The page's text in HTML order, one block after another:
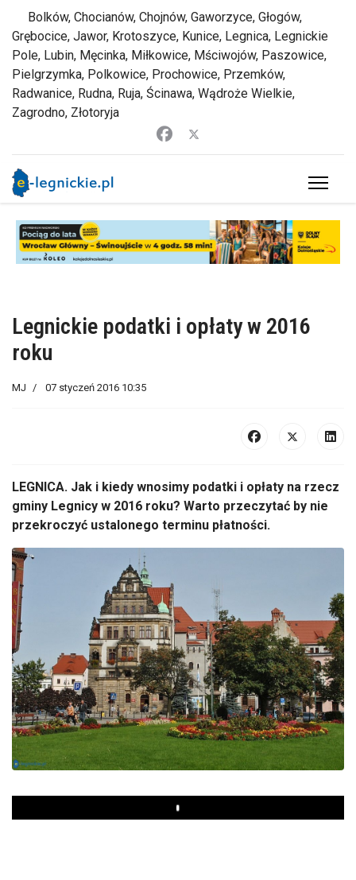
Bolków, Chocianów, Chojnów, Gaworzyce, Głogów,
Grębocice, Jawor, Krotoszyce, Kunice, Legnica, Legnickie
Pole, Lubin, Męcinka, Miłkowice, Mściwojów, Paszowice,
Pielgrzymka, Polkowice, Prochowice, Przemków,
Radwanice, Rudna, Ruja, Ścinawa, Wądroże Wielkie,
Zagrodno, Złotoryja
Legnickie podatki i opłaty w 2016
roku
MJ 07 styczeń 2016 10:35
LEGNICA. Jak i kiedy wnosimy podatki i opłaty na rzecz
gminy Legnicy w 2016 roku? Warto przeczytać by nie
przekroczyć ustalonego terminu płatności.
Play